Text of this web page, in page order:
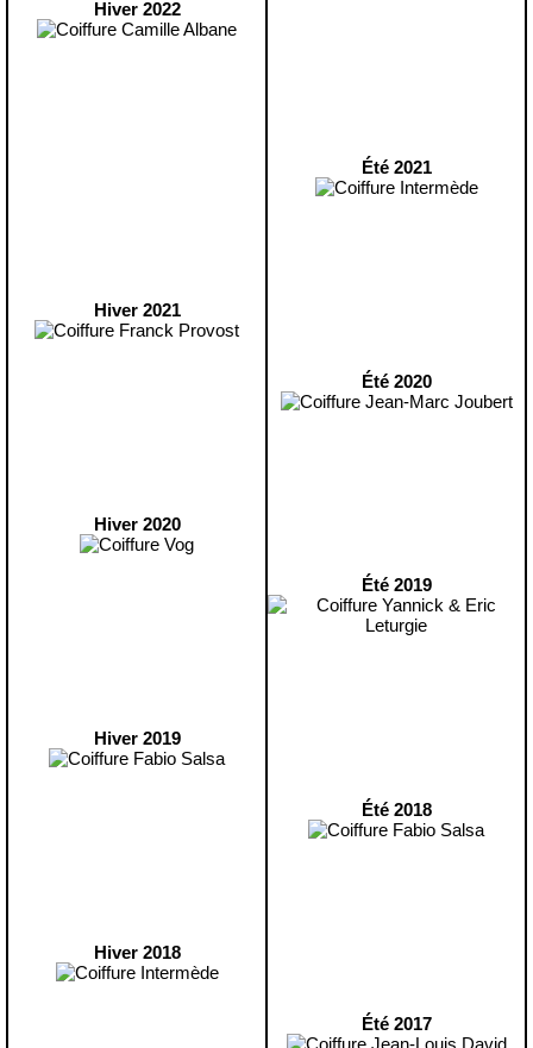
Hiver 2022
Hiver 2021
Hiver 2020
Hiver 2019
Hiver 2018
Été 2021
Été 2020
Été 2019
Été 2018
Été 2017